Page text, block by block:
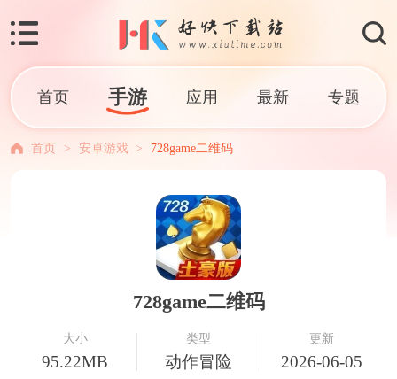
首页 手游 应用 最新 专题
首页 > 安卓游戏 > 728game二维码
728game二维码
大小
95.22MB
类型
动作冒险
更新
2026-06-05